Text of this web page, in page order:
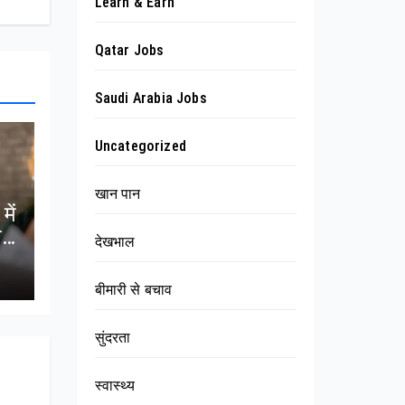
में
Qatar Jobs
Saudi Arabia Jobs
Uncategorized
खान पान
देखभाल
बीमारी से बचाव
सुंदरता
स्वास्थ्य